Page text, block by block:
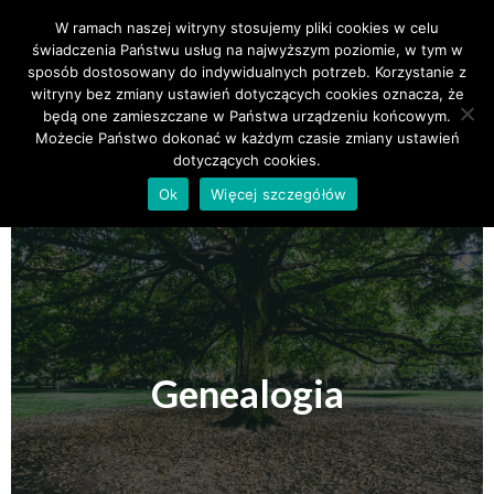
Primary Menu
Genealogia
Więcej
Bończa
Krucini
Lubicz
Więcej
W ramach naszej witryny stosujemy pliki cookies w celu
świadczenia Państwu usług na najwyższym poziomie, w tym w
sposób dostosowany do indywidualnych potrzeb. Korzystanie z
witryny bez zmiany ustawień dotyczących cookies oznacza, że
będą one zamieszczane w Państwa urządzeniu końcowym.
Możecie Państwo dokonać w każdym czasie zmiany ustawień
dotyczących cookies.
Ok
Więcej szczegółów